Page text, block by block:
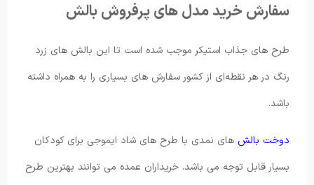
سفارش خرید مدل های پرفروش بالش
طرح های جذاب استیکر موجب شده است تا این بالش های زرد
رنگ در هر نقطه‌ای از کشور سفارش های بسیاری را به همراه داشته
باشد.
دوخت بالش های نمدی با طرح های شاد ایموجی برای کودکان
بسیار قابل توجه می باشد. خریداران عمده می ‌توانند بهترین طرح